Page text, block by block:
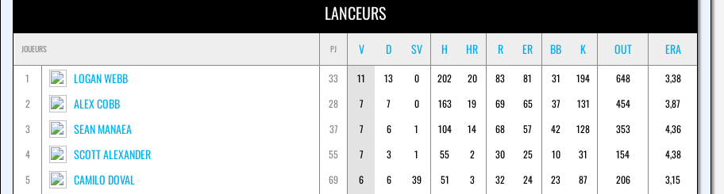
LANCEURS
JOUEURS PJ V D SV H HR R ER BB K OUT ERA
1 LOGAN WEBB 33 11 13 0 202 20 83 81 31 194 648
3,38
2
ALEX COBB 28 7 7 0 163 19 69 65 37 131 454
3,87
3
SEAN MANAEA 37 7 6 1 104 14 68 57 42 128 353
4,36
4
SCOTT ALEXANDER 55 7 3 1 55 2 30 25 10 31 154
4,38
5
CAMILO DOVAL 69 6 6 39 51 3 32 24 23 87 206
3,15